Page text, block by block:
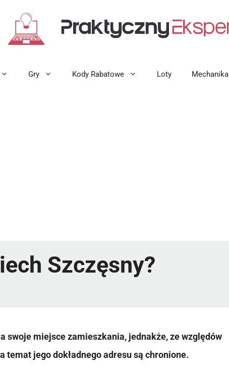
Gry Kody Rabatowe Loty Mechanika
Szczęsny?
swoje miejsce zamieszkania, jednakże, ze względów
temat jego dokładnego adresu są chronione.